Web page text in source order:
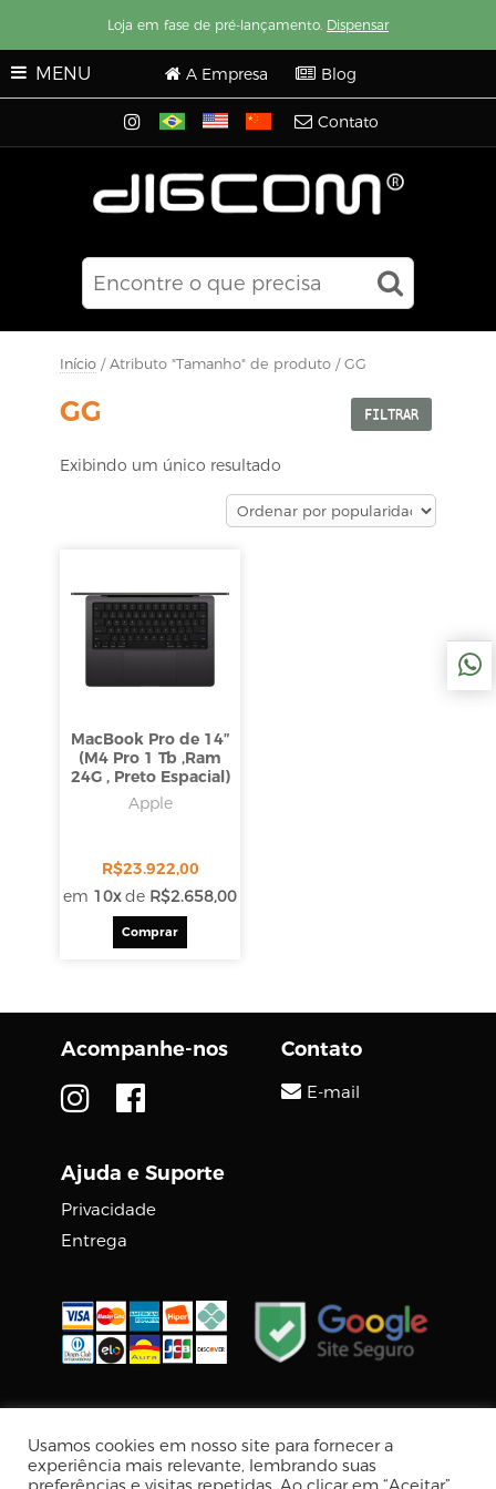
Loja em fase de pré-lançamento. Dispensar
MENU A Empresa Blog
Contato
Início / Atributo "Tamanho" de produto / GG
GG FILTRAR
Exibindo um único resultado
MacBook Pro de 14″
(M4 Pro 1 Tb ,Ram
24G , Preto Espacial)
Apple
R$23.922,00
em 10xde R$2.658,00
Comprar
Acompanhe-nos
Ajuda e Suporte
Privacidade
Entrega
Contato
E-mail
Tecnologia Virtuaria
Usamos cookies em nosso site para fornecer a
experiência mais relevante, lembrando suas